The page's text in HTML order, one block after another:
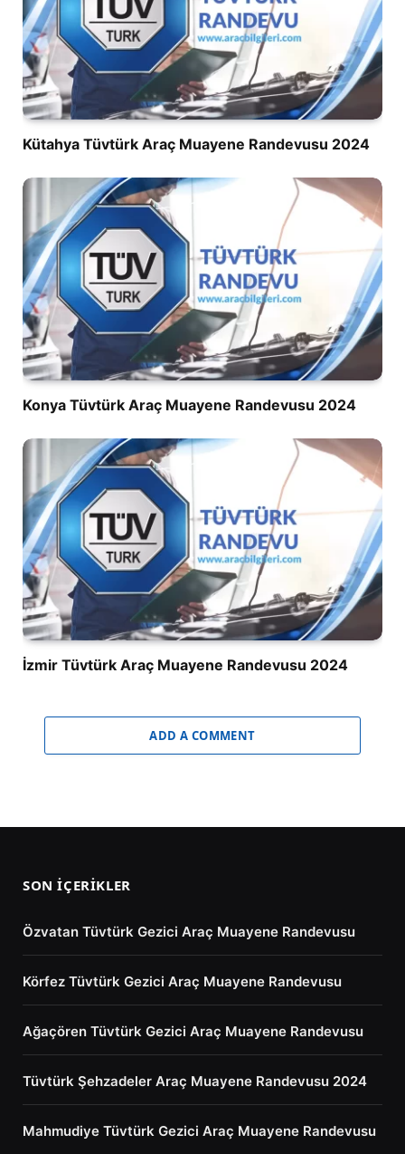
Kütahya Tüvtürk Araç Muayene Randevusu 2024
Konya Tüvtürk Araç Muayene Randevusu 2024
İzmir Tüvtürk Araç Muayene Randevusu 2024
ADD A COMMENT
SON İÇERIKLER
Özvatan Tüvtürk Gezici Araç Muayene Randevusu
Körfez Tüvtürk Gezici Araç Muayene Randevusu
Ağaçören Tüvtürk Gezici Araç Muayene Randevusu
Tüvtürk Şehzadeler Araç Muayene Randevusu 2024
Mahmudiye Tüvtürk Gezici Araç Muayene Randevusu